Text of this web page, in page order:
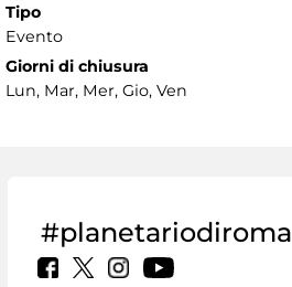
Tipo
Evento
Giorni di chiusura
Lun, Mar, Mer, Gio, Ven
#planetariodiroma